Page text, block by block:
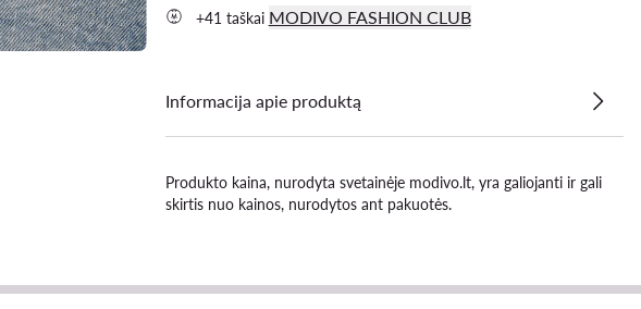
+41 taškai MODIVO FASHION CLUB
Informacija apie produktą
Produkto kaina, nurodyta svetainėje modivo.lt, yra galiojanti ir gali
skirtis nuo kainos, nurodytos ant pakuotės.